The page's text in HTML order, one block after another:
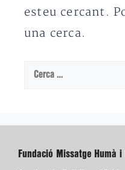
esteu cercant.
una cerca.
Cerca:
Fundació Missatge Humà